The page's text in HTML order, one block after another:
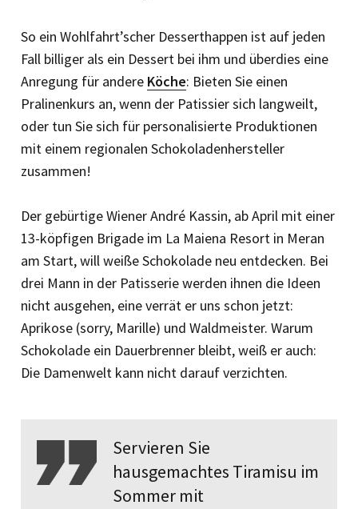
So ein Wohlfahrt’scher Desserthappen ist auf jeden
Fall billiger als ein Dessert bei ihm und überdies eine
Anregung für andere Köche: Bieten Sie einen
Pralinenkurs an, wenn der Patissier sich langweilt,
oder tun Sie sich für personalisierte Produktionen
mit einem regionalen Schokoladenhersteller
zusammen!
Der gebürtige Wiener André Kassin, ab April mit einer
13-köpfigen Brigade im La Maiena Resort in Meran
am Start, will weiße Schokolade neu entdecken. Bei
drei Mann in der Patisserie werden ihnen die Ideen
nicht ausgehen, eine verrät er uns schon jetzt:
Aprikose (sorry, Marille) und Waldmeister. Warum
Schokolade ein Dauerbrenner bleibt, weiß er auch:
Die Damenwelt kann nicht darauf verzichten.
Servieren Sie
hausgemachtes Tiramisu im
Sommer mit